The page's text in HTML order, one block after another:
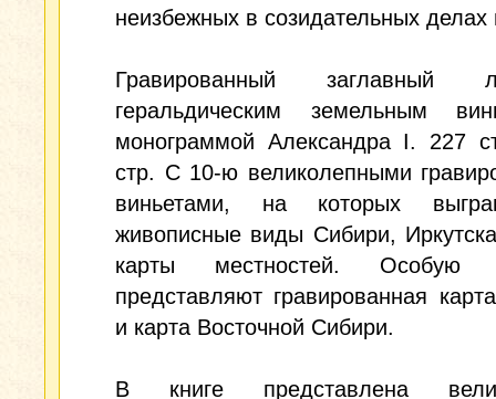
неизбежных в созидательных
Гравированный
геральдическим земельным
монограммой Александра I. 227
стр. С 10-ю великолепными
виньетами, на которых
живописные виды Сибири,
карты местностей. Особую
представляют гравированная
и карта Восточной Сибири.
В книге представлена